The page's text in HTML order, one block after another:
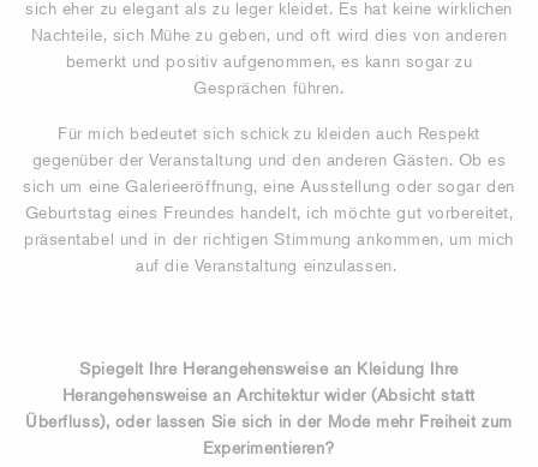
sich eher zu elegant als zu leger kleidet. Es hat keine wirklichen
Nachteile, sich Mühe zu geben, und oft wird dies von anderen
bemerkt und positiv aufgenommen, es kann sogar zu
Gesprächen führen.
Für mich bedeutet sich schick zu kleiden auch Respekt
gegenüber der Veranstaltung und den anderen Gästen. Ob es
sich um eine Galerieeröffnung, eine Ausstellung oder sogar den
Geburtstag eines Freundes handelt, ich möchte gut vorbereitet,
präsentabel und in der richtigen Stimmung ankommen, um mich
auf die Veranstaltung einzulassen.
Spiegelt Ihre Herangehensweise an Kleidung Ihre
Herangehensweise an Architektur wider (Absicht statt
Überfluss), oder lassen Sie sich in der Mode mehr Freiheit zum
Experimentieren?